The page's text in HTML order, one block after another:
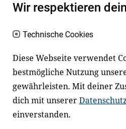
Newsletter
Facebook
Wir respektieren
Technische Cookies
Diese Webseite verwendet
bestmögliche Nutzung
gewährleisten. Mit deiner
dich mit unserer
einverstanden.